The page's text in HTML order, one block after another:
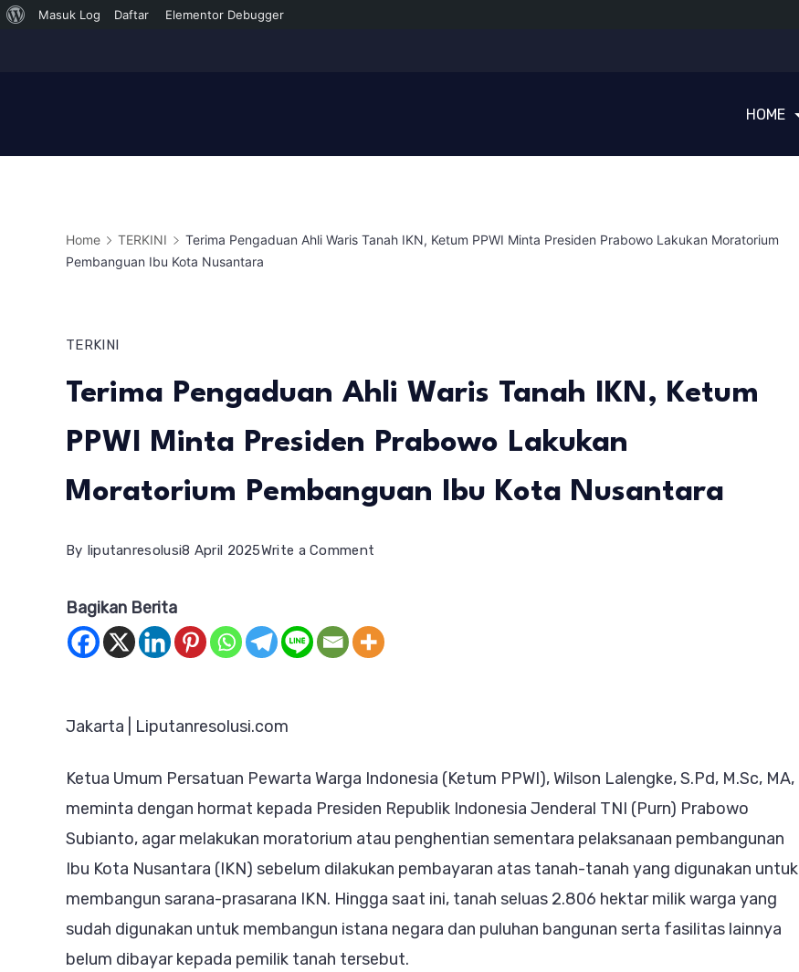
Tentang
Masuk Log Daftar Elementor Debugger
HOME
Home TERKINI
Terima Pengaduan Ahli Waris Tanah IKN, Ketum PPWI Minta Presiden Prabowo Lakukan Moratorium
Pembanguan Ibu Kota Nusantara
TERKINI
Terima Pengaduan Ahli Waris Tanah IKN, Ketum
PPWI Minta Presiden Prabowo Lakukan
Moratorium Pembanguan Ibu Kota Nusantara
By liputanresolusi8 April 2025Write a Comment
Ahli
Minta
Presiden
Prabowo
Lakukan
Moratorium
Bagikan Berita
Jakarta | Liputanresolusi.com
Ketua Umum Persatuan Pewarta Warga Indonesia (Ketum PPWI), Wilson Lalengke, S.Pd, M.Sc, MA,
meminta dengan hormat kepada Presiden Republik Indonesia Jenderal TNI (Purn) Prabowo
Subianto, agar melakukan moratorium atau penghentian sementara pelaksanaan pembangunan
Ibu Kota Nusantara (IKN) sebelum dilakukan pembayaran atas tanah-tanah yang digunakan untuk
membangun sarana-prasarana IKN. Hingga saat ini, tanah seluas 2.806 hektar milik warga yang
sudah digunakan untuk membangun istana negara dan puluhan bangunan serta fasilitas lainnya
belum dibayar kepada pemilik tanah tersebut.